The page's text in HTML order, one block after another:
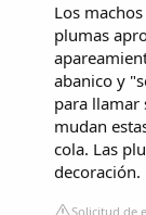
Los
plumas
abanico y
para llamar
mudan
cola. Las
decoración.
Solicitud de